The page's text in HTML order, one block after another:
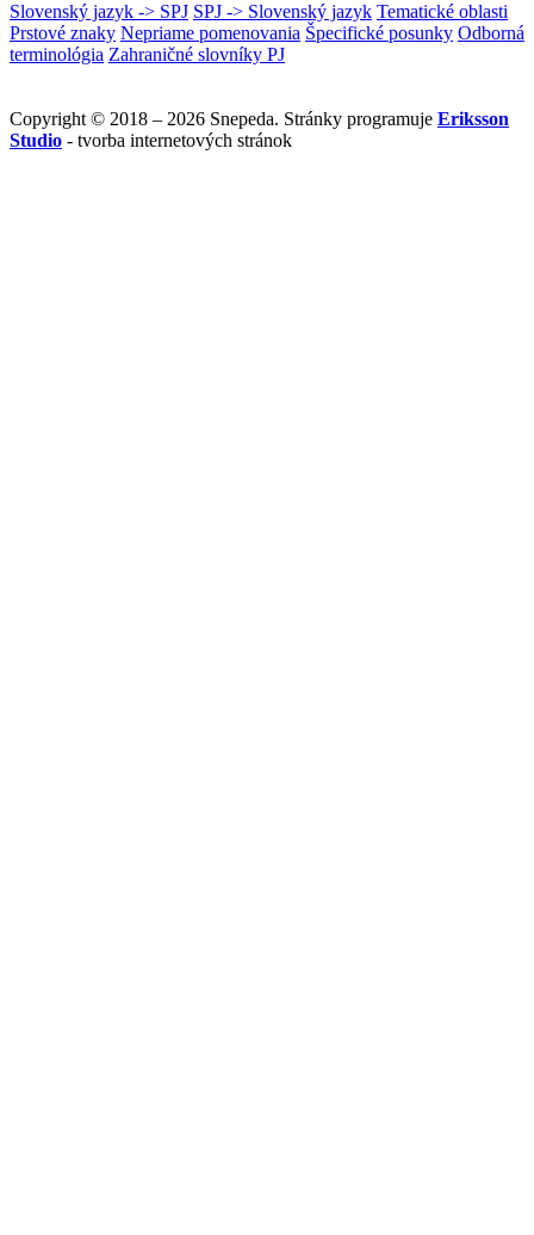
Slovenský jazyk -> SPJ SPJ -> Slovenský jazyk Tematické oblasti
Prstové znaky Nepriame pomenovania Špecifické posunky Odborná
terminológia Zahraničné slovníky PJ
Copyright © 2018 – 2026 Snepeda. Stránky programuje Eriksson
Studio - tvorba internetových stránok